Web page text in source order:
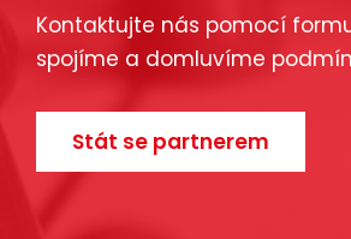
Kontaktujte nás pomocí
spojíme a domluvíme
Stát se partnerem